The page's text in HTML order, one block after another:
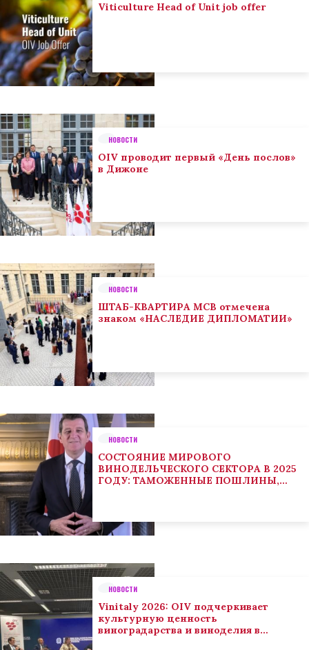
Viticulture Head of Unit job offer
НОВОСТИ
OIV проводит первый «День послов»
в Дижоне
НОВОСТИ
ШТАБ-КВАРТИРА МСВ отмечена
знаком «НАСЛЕДИЕ ДИПЛОМАТИИ»
НОВОСТИ
СОСТОЯНИЕ МИРОВОГО
ВИНОДЕЛЬЧЕСКОГО СЕКТОРА В 2025
ГОДУ: ТАМОЖЕННЫЕ ПОШЛИНЫ,
НОВОСТИ
Vinitaly 2026: OIV подчеркивает
культурную ценность
виноградарства и виноделия в